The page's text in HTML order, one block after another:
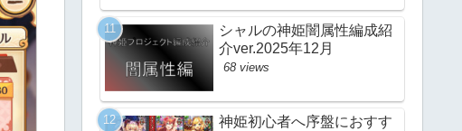
シャルの神姫闇属性編成紹
介ver.2025年12月
68 views
神姫初心者へ序盤におすす